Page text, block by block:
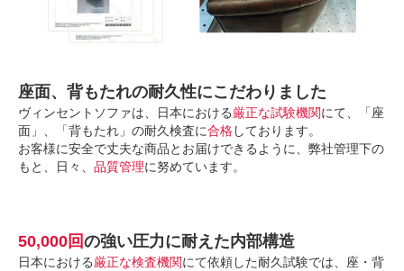
座面、背もたれの耐久性にこだわりました
ヴィンセントソファは、日本における厳正な試験機関にて、「座
面」、「背もたれ」の耐久検査に合格しております。
お客様に安全で丈夫な商品とお届けできるように、弊社管理下の
もと、日々、 品質管理に努めています。
50,000回の強い圧力に耐えた内部構造
日本における厳正な検査機関にて依頼した耐久試験では、座・背